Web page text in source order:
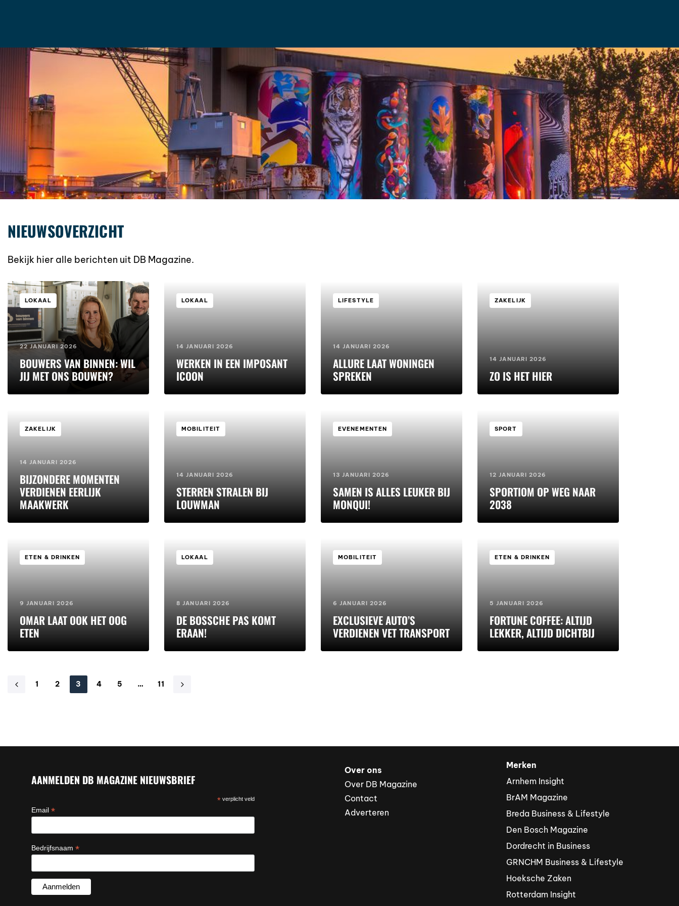
NIEUWSOVERZICHT
Bekijk hier alle berichten uit DB Magazine.
LOKAAL
22 JANUARI 2026
BOUWERS VAN BINNEN: WIL
JIJ MET ONS BOUWEN?
LOKAAL
14 JANUARI 2026
WERKEN IN EEN IMPOSANT
ICOON
LIFESTYLE
14 JANUARI 2026
ALLURE LAAT WONINGEN
SPREKEN
ZAKELIJK
14 JANUARI 2026
ZO IS HET HIER
ZAKELIJK
14 JANUARI 2026
BIJZONDERE MOMENTEN
VERDIENEN EERLIJK
MAAKWERK
MOBILITEIT
14 JANUARI 2026
STERREN STRALEN BIJ
LOUWMAN
EVENEMENTEN
13 JANUARI 2026
SAMEN IS ALLES LEUKER BIJ
MONQUI!
SPORT
12 JANUARI 2026
SPORTIOM OP WEG NAAR
2038
ETEN & DRINKEN
9 JANUARI 2026
OMAR LAAT OOK HET OOG
ETEN
LOKAAL
8 JANUARI 2026
DE BOSSCHE PAS KOMT
ERAAN!
MOBILITEIT
6 JANUARI 2026
EXCLUSIEVE AUTO’S
VERDIENEN VET TRANSPORT
ETEN & DRINKEN
5 JANUARI 2026
FORTUNE COFFEE: ALTIJD
LEKKER, ALTIJD DICHTBIJ
1 2 3 4 5 … 11
AANMELDEN DB MAGAZINE NIEUWSBRIEF
*verplicht veld
Email *
Bedrijfsnaam *
Over ons
Over DB Magazine
Contact
Adverteren
Merken
Arnhem Insight
BrAM Magazine
Breda Business & Lifestyle
Den Bosch Magazine
Dordrecht in Business
GRNCHM Business & Lifestyle
Hoeksche Zaken
Rotterdam Insight